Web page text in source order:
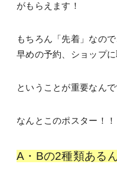
がもらえます！
もちろん「先着」なので
早めの予約、ショップに
ということが重要なんで
なんとこのポスター！！
A・Bの2種類ある